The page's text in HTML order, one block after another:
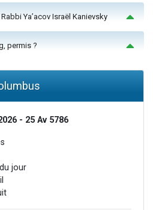
Ya’acov Israël Kanievsky
permis ?
- 25 Av 5786
jour